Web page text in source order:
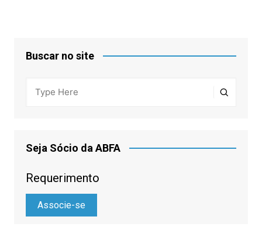
Buscar no site
Seja Sócio da ABFA
Requerimento
Associe-se